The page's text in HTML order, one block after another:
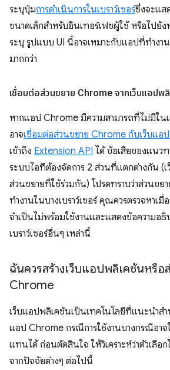
ระบุปุ่มการดำเนินการในเบราว์เซอร์ซึ่งจะแส
ขนาดเล็กสำหรับอินเทอร์เฟซผู้ใช้ หรือไปยั
ระบุ รูปแบบ UI นี้อาจเหมาะกับแอปที่ทำงา
มากกว่า
เชื่อมต่อส่วนขยาย Chrome จากเว็บแอปพ
หากแอป Chrome มีความสามารถที่ไม่มีใ
อาจเชื่อมต่อส่วนขยาย Chrome กับเว็บแอ
เข้าถึง Extension API ได้ ข้อเสียของแนว
ระบบไอทีต้องจัดการ 2 ส่วนที่แตกต่างกัน (
ส่วนขยายที่ใช้ร่วมกัน) โปรดทราบว่าส่วนขย
ทำงานในบางเบราว์เซอร์ คุณควรตรวจหาเ
จำเป็นไม่พร้อมใช้งานและแสดงข้อความอธิ
เบราว์เซอร์อื่นๆ เหล่านี้
ฉันควรสร้างเว็บแอปพลิเคชันหรือ
Chrome
เว็บแอปพลิเคชันเป็นเทคโนโลยีที่แนะนำสำ
แอป Chrome กรณีการใช้งานบางกรณีอา
แทนได้ ก่อนตัดสินใจ ให้วิเคราะห์ว่าตัวเลือ
จากปัจจัยต่างๆ ต่อไปนี้